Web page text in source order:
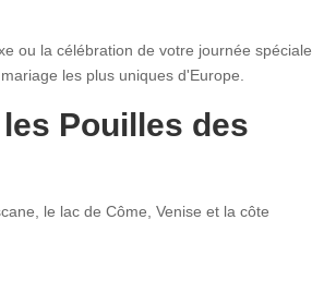
ou la célébration de votre journée spéciale
les plus uniques d'Europe.
Pouilles des
le lac de Côme, Venise et la côte